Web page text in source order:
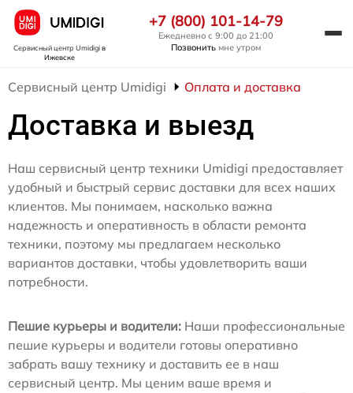
Сервисный центр Umidigiв
Ижевске
+7 (800) 101-14-79
Ежедневно с 9:00 до 21:00
Позвонить мне утром
Сервисный центр Umidigi Оплата и доставка
Доставка и выезд
Наш сервисный центр техники Umidigi предоставляет
удобный и быстрый сервис доставки для всех наших
клиентов. Мы понимаем, насколько важна
надежность и оперативность в области ремонта
техники, поэтому мы предлагаем несколько
вариантов доставки, чтобы удовлетворить ваши
потребности.
Пешие курьеры и водители: Наши профессиональные
пешие курьеры и водители готовы оперативно
забрать вашу технику и доставить ее в наш
сервисный центр. Мы ценим ваше время и